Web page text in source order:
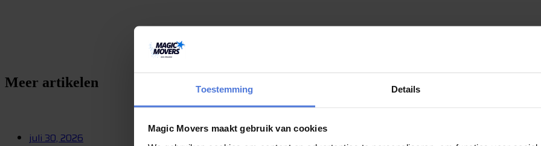
Toestemming Details
Magic Movers maakt gebruik van cookies
Meer artikelen
juli 30, 2026